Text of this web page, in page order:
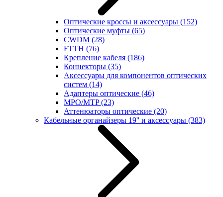
Оптические кроссы и аксессуары (152)
Оптические муфты (65)
CWDM (28)
FTTH (76)
Крепление кабеля (186)
Коннекторы (35)
Аксессуары для компонентов оптических
систем (14)
Адаптеры оптические (46)
MPO/MTP(23)
Аттенюаторы оптические (20)
Кабельные органайзеры 19'' и аксессуары (383)